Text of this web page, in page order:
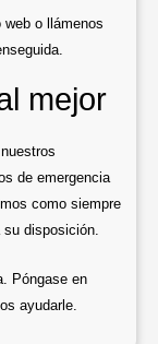
o llámenos
mejor
de emergencia
como siempre
disposición.
Póngase en
ayudarle.